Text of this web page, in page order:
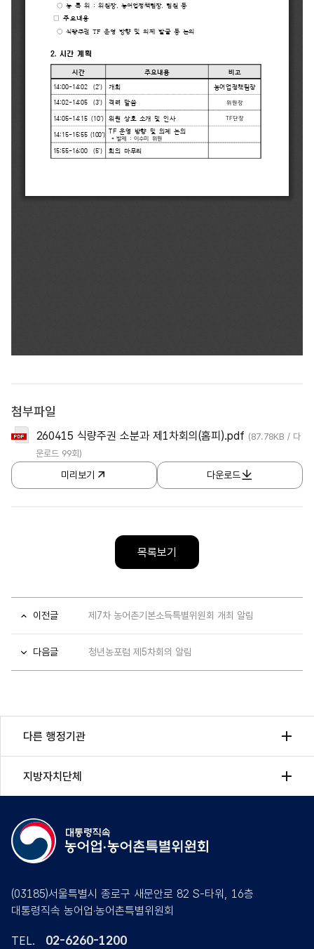
첨부파일
260415 식량주권 소분과 제1차회의(홈피).pdf (87.78KB / 다
운로드 99회)
미리보기 다운로드
목록보기
이전글 제7차 농어촌기본소득특별위원회 개최 알림
다음글 청년농포럼 제5차회의 알림
다른 행정기관
지방자치단체
(03185)서울특별시 종로구 새문안로 82 S-타워, 16층
대통령직속 농어업·농어촌특별위원회
TEL. 02-6260-1200